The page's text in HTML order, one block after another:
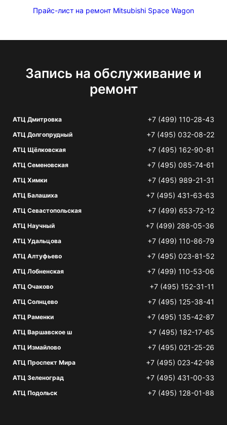
Прайс-лист на ремонт Mitsubishi Space Wagon
Запись на обслуживание и
ремонт
АТЦ Дмитровка +7 (499) 110-28-43
АТЦ Долгопрудный +7 (495) 032-08-22
АТЦ Щёлковская +7 (495) 162-90-81
АТЦ Семеновская +7 (495) 085-74-61
АТЦ Химки +7 (495) 989-21-31
АТЦ Балашиха +7 (495) 431-63-63
АТЦ Севастопольская +7 (499) 653-72-12
АТЦ Научный +7 (499) 288-05-36
АТЦ Удальцова +7 (499) 110-86-79
АТЦ Алтуфьево +7 (495) 023-81-52
АТЦ Лобненская +7 (499) 110-53-06
АТЦ Очаково +7 (495) 152-31-11
АТЦ Солнцево +7 (495) 125-38-41
АТЦ Раменки +7 (495) 135-42-87
АТЦ Варшавское ш +7 (495) 182-17-65
АТЦ Измайлово +7 (495) 021-25-26
АТЦ Проспект Мира +7 (495) 023-42-98
АТЦ Зеленоград +7 (495) 431-00-33
АТЦ Подольск +7 (495) 128-01-88